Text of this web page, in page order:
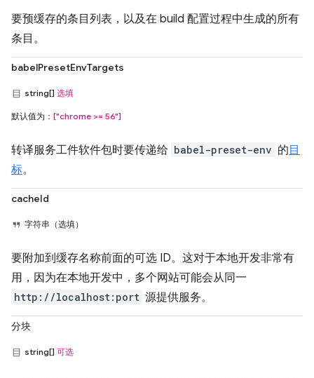
要预缓存的条目列表，以及在 build 配置过程中生成的所有
条目。
babelPresetEnvTargets
string[] 选填
默认值为： ["chrome >= 56"]
转译服务工件软件包时要传递给 babel-preset-env 的 目
标。
cacheId
字符串（选填）
要附加到缓存名称前面的可选 ID。这对于本地开发非常有
用，因为在本地开发中，多个网站可能会从同一
http://localhost:port 源提供服务。
分块
string[] 可选